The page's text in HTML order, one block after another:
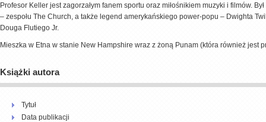
Profesor Keller jest zagorzałym fanem sportu oraz miłośnikiem muzyki i filmów.
– zespołu The Church, a także legend amerykańskiego power-popu – Dwighta
Douga Flutiego Jr.
Mieszka w Etna w stanie New Hampshire wraz z żoną Punam (która również
Książki autora
Tytuł
Data publikacji